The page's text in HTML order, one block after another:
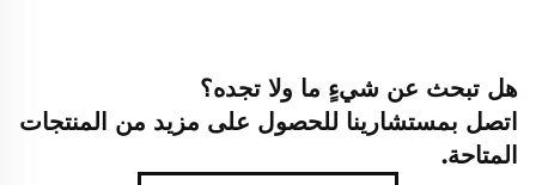
هل تبحث عن شيءٍ ما ولا تجده؟
اتصل بمستشارينا للحصول على مزيد من المنتجات
المتاحة.